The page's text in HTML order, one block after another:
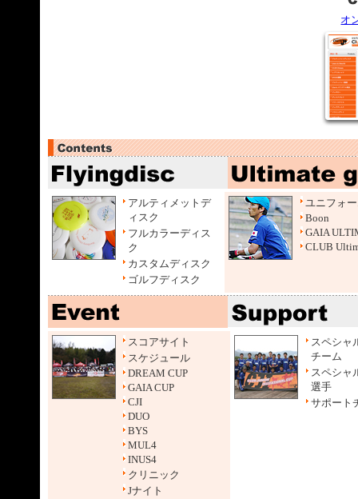
オ
アルティメットデ
ィスク
フルカラーディス
ク
カスタムディスク
ゴルフディスク
ユニフォ
Boon
GAIA
CLUB
スコアサイト
スケジュール
DREAM CUP
GAIA CUP
CJI
DUO
BYS
MUL4
INUS4
クリニック
Jナイト
スペシャ
チーム
スペシャ
選手
サポート